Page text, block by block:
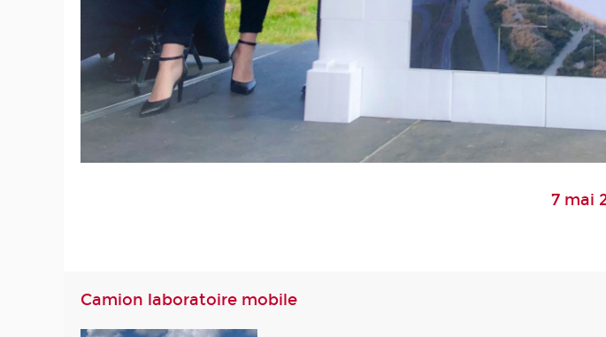
7 mai
Camion laboratoire mobile